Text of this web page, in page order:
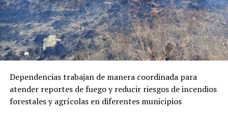
Dependencias trabajan de manera coordinada para
atender reportes de fuego y reducir riesgos de incendios
forestales y agrícolas en diferentes municipios